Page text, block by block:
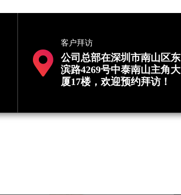
客户拜访
公司总部在深圳市南山区东
滨路4269号中泰南山主角大
厦17楼，欢迎预约拜访！